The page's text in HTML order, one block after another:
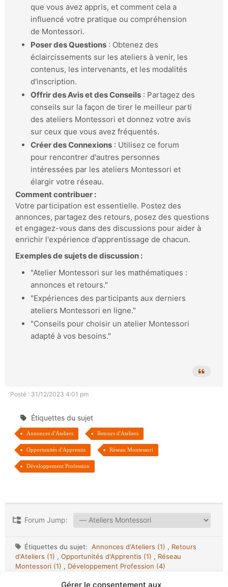
Gérer le consentement aux
que vous avez appris, et comment cela a
influencé votre pratique ou compréhension
de Montessori.
Poser des Questions : Obtenez des
éclaircissements sur les ateliers à venir, les
contenus, les intervenants, et les modalités
d'inscription.
Offrir des Avis et des Conseils : Partagez des
conseils sur la façon de tirer le meilleur parti
des ateliers Montessori et donnez votre avis
sur ceux que vous avez fréquentés.
Créer des Connexions : Utilisez ce forum
pour rencontrer d'autres personnes
intéressées par les ateliers Montessori et
élargir votre réseau.
Comment contribuer :
Votre participation est essentielle. Postez des
annonces, partagez des retours, posez des questions
et engagez-vous dans des discussions pour aider à
enrichir l'expérience d'apprentissage de chacun.
Exemples de sujets de discussion :
"Atelier Montessori sur les mathématiques :
annonces et retours."
"Expériences des participants aux derniers
ateliers Montessori en ligne."
"Conseils pour choisir un atelier Montessori
adapté à vos besoins."
Posté : 31/12/2023 4:01 pm
Étiquettes du sujet
Annonces d'Ateliers Retours d'Ateliers
Opportunités d'Apprentis Réseau Montessori
Développement Profession
Forum Jump:
Étiquettes du sujet: Annonces d'Ateliers (1) , Retours
d'Ateliers (1) , Opportunités d'Apprentis (1) , Réseau
Montessori (1) , Développement Profession (4)